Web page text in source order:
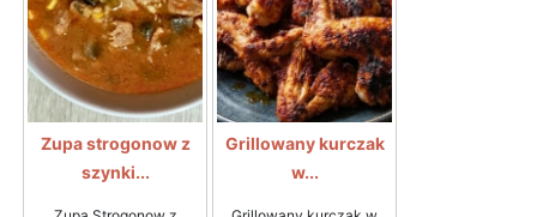
Zupa strogonow z
szynki...
Grillowany kurczak
w...